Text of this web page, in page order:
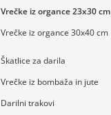
Vrečke iz organce 23x30 cm
Vrečke iz organce 30x40 cm
Škatlice za darila
Vrečke iz bombaža in jute
Darilni trakovi